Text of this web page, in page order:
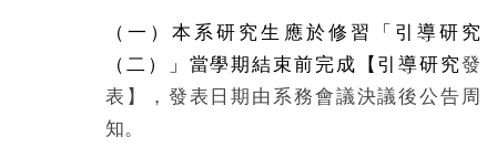
（一）本系研究生應於修習「引導研究
（二）」當學期結束前完成【引導研究發
表】，發表日期由系務會議決議後公告周
知。